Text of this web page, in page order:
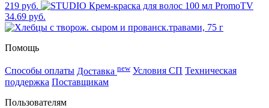
219 руб.
34.69 руб.
Помощь
Способы оплаты Доставка new Условия СП Техническая
поддержка Поставщикам
Пользователям